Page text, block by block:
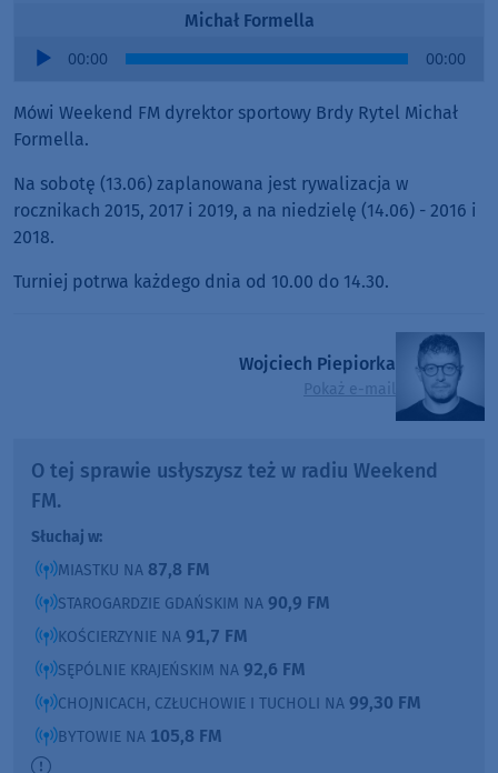
Michał Formella
Audio
00:00 00:00
Mówi Weekend FM dyrektor sportowy Brdy Rytel Michał
Formella.
Na sobotę (13.06) zaplanowana jest rywalizacja w
rocznikach 2015, 2017 i 2019, a na niedzielę (14.06) - 2016 i
2018.
Turniej potrwa każdego dnia od 10.00 do 14.30.
Wojciech Piepiorka
Pokaż e-mail
O tej sprawie usłyszysz też w radiu Weekend
FM.
Słuchaj w:
MIASTKU NA 87,8 FM
STAROGARDZIE GDAŃSKIM NA 90,9 FM
KOŚCIERZYNIE NA 91,7 FM
SĘPÓLNIE KRAJEŃSKIM NA 92,6 FM
CHOJNICACH, CZŁUCHOWIE I TUCHOLI NA 99,30 FM
BYTOWIE NA 105,8 FM